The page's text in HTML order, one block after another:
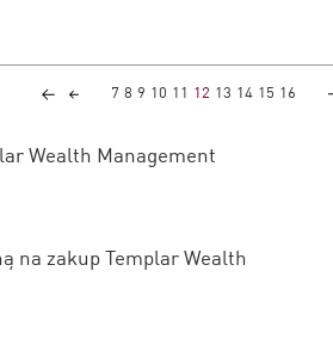
7 8 9 10 11 12 13 14 15 16
Wealth Management
na zakup Templar Wealth